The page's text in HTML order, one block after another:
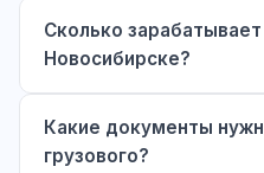
Сколько
Новосибирске?
Какие документы
грузового?